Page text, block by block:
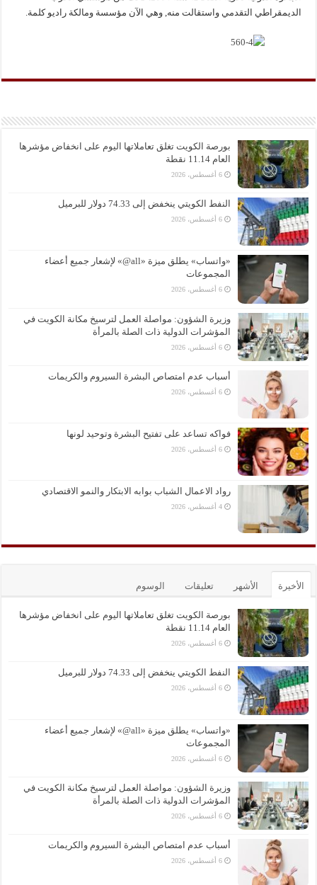
الديمقراطي التقدمي واستقالت منه, وهي الآن مؤسسة ومالكة راديو كلمة.
بورصة الكويت تغلق تعاملاتها اليوم على انخفاض مؤشرها
العام 11.14 نقطة
6 أغسطس، 2026
النفط الكويتي ينخفض إلى 74.33 دولار للبرميل
6 أغسطس، 2026
«واتساب» يطلق ميزة «all@» لإشعار جميع أعضاء
المجموعات
6 أغسطس، 2026
وزيرة الشؤون: مواصلة العمل لترسيخ مكانة الكويت في
المؤشرات الدولية ذات الصلة بالمرأة
6 أغسطس، 2026
أسباب عدم امتصاص البشرة السيروم والكريمات
6 أغسطس، 2026
فواكه تساعد على تفتيح البشرة وتوحيد لونها
6 أغسطس، 2026
رواد الاعمال الشباب بوابه الابتكار والنمو الاقتصادي
4 أغسطس، 2026
الأخيرة الأشهر تعليقات الوسوم
بورصة الكويت تغلق تعاملاتها اليوم على انخفاض مؤشرها
العام 11.14 نقطة
6 أغسطس، 2026
النفط الكويتي ينخفض إلى 74.33 دولار للبرميل
6 أغسطس، 2026
«واتساب» يطلق ميزة «all@» لإشعار جميع أعضاء
المجموعات
6 أغسطس، 2026
وزيرة الشؤون: مواصلة العمل لترسيخ مكانة الكويت في
المؤشرات الدولية ذات الصلة بالمرأة
6 أغسطس، 2026
أسباب عدم امتصاص البشرة السيروم والكريمات
6 أغسطس، 2026